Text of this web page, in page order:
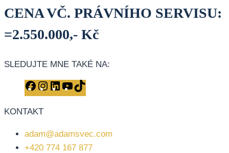
CENA VČ. PRÁVNÍHO SERVISU:
=2.550.000,- Kč
SLEDUJTE MNE TAKÉ NA:
Facebook
Instagram
LinkedIn
YouTube
KONTAKT
adam@adamsvec.com
+420 774 167 877